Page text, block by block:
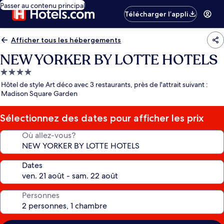
Passer au contenu principal
Télécharger l’appli
Afficher tous les hébergements
NEW YORKER BY LOTTE HOTELS
Hébergement
4.0 étoiles
Hôtel de style Art déco avec 3 restaurants, près de l'attrait suivant :
Madison Square Garden
Sélectionnez des dates pour afficher les prix
Où allez-vous?
Dates
Personnes